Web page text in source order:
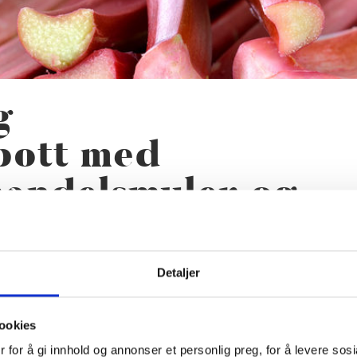
Detaljer
for å gi innhold og annonser et personlig preg, for å levere
med
og
mandelsmuler og marengs